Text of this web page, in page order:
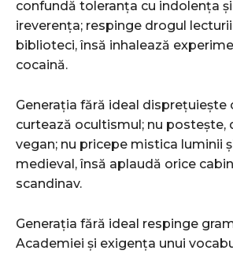
confundă toleranța cu indolența
ireverența; respinge drogul
biblioteci, însă inhalează
cocaină.
Generația fără ideal disprețuiește
curtează ocultismul; nu postește,
vegan; nu pricepe mistica luminii
medieval, însă aplaudă orice
scandinav.
Generația fără ideal respinge
Academiei și exigența unui